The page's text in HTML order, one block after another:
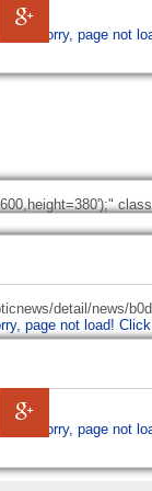
Sorry, page not
Click this
not load!Click
page not load!
Sorry, page not
detail/news/